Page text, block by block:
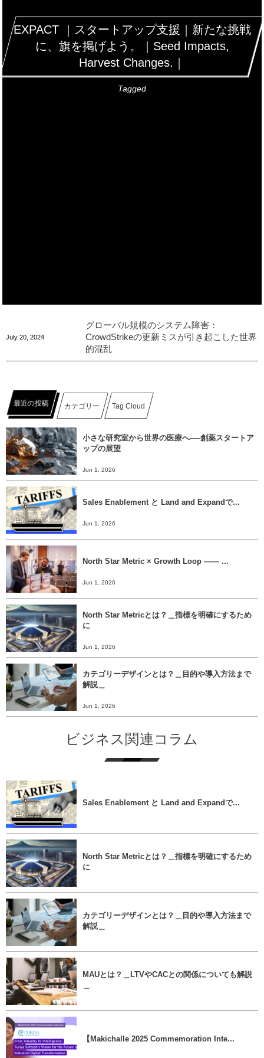
EXPACT ｜スタートアップ支援｜新たな挑戦
に、旗を掲げよう。｜Seed Impacts,
Harvest Changes.｜
Tagged
July 20, 2024
グローバル規模のシステム障害：
CrowdStrikeの更新ミスが引き起こした世界
的混乱
最近の投稿 カテゴリー Tag Cloud
小さな研究室から世界の医療へ──創薬スタートア
ップの展望
Jun 1, 2026
Sales Enablement と Land and Expandで...
Jun 1, 2026
North Star Metric × Growth Loop ―― ...
Jun 1, 2026
North Star Metricとは？＿指標を明確にするため
に
Jun 1, 2026
カテゴリーデザインとは？＿目的や導入方法まで
解説＿
Jun 1, 2026
ビジネス関連コラム
Sales Enablement と Land and Expandで...
North Star Metricとは？＿指標を明確にするため
に
カテゴリーデザインとは？＿目的や導入方法まで
解説＿
MAUとは？＿LTVやCACとの関係についても解説
【Makichalle 2025 Commemoration Inte...